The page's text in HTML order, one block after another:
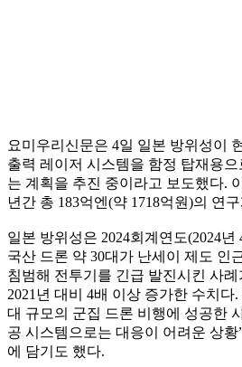
요미우리신문은 4일 일본 방위성이
출력 레이저 시스템을 함정 탑재용
는 계획을 추진 중이라고 보도했다.
년간 총 183억엔(약 1718억원)의 연
일본 방위성은 2024회계연도(2024년
국산 드론 약 30대가 난세이 제도 인
침범해 전투기를 긴급 발진시킨 사
2021년 대비 4배 이상 증가한 수치다
대 규모의 군집 드론 비행에 성공한
공 시스템으로는 대응이 어려운 상
에 담기도 했다.